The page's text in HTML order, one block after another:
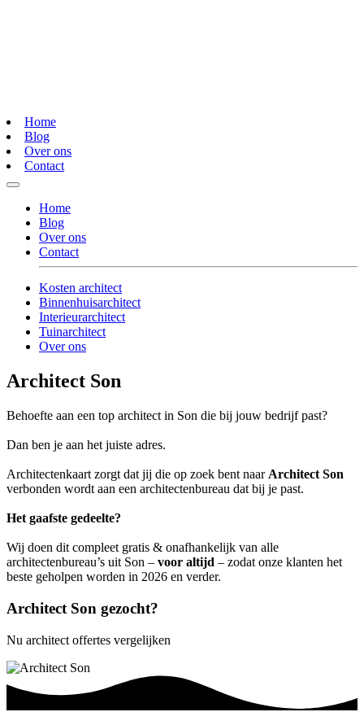
Home
Blog
Over ons
Contact
Home
Blog
Over ons
Contact
Kosten architect
Binnenhuisarchitect
Interieurarchitect
Tuinarchitect
Over ons
Architect Son
Behoefte aan een top architect in Son die bij jouw bedrijf past?
Dan ben je aan het juiste adres.
Architectenkaart zorgt dat jij die op zoek bent naar Architect Son
verbonden wordt aan een architectenbureau dat bij je past.
Het gaafste gedeelte?
Wij doen dit compleet gratis & onafhankelijk van alle
architectenbureau’s uit Son – voor altijd – zodat onze klanten het
beste geholpen worden in 2026 en verder.
Architect Son gezocht?
Nu architect offertes vergelijken